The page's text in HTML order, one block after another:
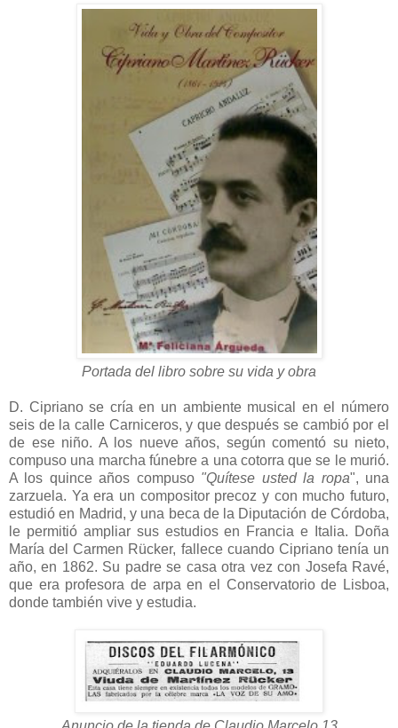
Portada del libro sobre su vida y obra
D. Cipriano se cría en un ambiente musical en el número
seis de la calle Carniceros, y que después se cambió por el
de ese niño. A los nueve años, según comentó su nieto,
compuso una marcha fúnebre a una cotorra que se le murió.
A los quince años compuso "Quítese usted la ropa", una
zarzuela. Ya era un compositor precoz y con mucho futuro,
estudió en Madrid, y una beca de la Diputación de Córdoba,
le permitió ampliar sus estudios en Francia e Italia. Doña
María del Carmen Rücker, fallece cuando Cipriano tenía un
año, en 1862. Su padre se casa otra vez con Josefa Ravé,
que era profesora de arpa en el Conservatorio de Lisboa,
donde también vive y estudia.